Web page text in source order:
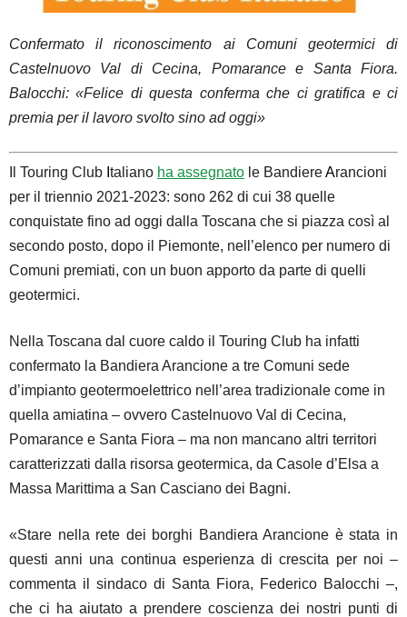
Confermato il riconoscimento ai Comuni geotermici di
Castelnuovo Val di Cecina, Pomarance e Santa Fiora.
Balocchi: «Felice di questa conferma che ci gratifica e ci
premia per il lavoro svolto sino ad oggi»
Il Touring Club taliano ha assegnato le BandiereArancioni
per il triennio 2021-2023: sono 262 di cui 38 quelle
conquistate fino ad oggi dalla Toscana che si piazza così al
secondo posto, dopo il Piemonte, nell’elenco per numero di
Comuni premiati, con un buon apporto da parte di quelli
geotermici.
Nella Toscana dal cuore caldo il Touring Club ha infatti
confermato la Bandiera Arancione a tre Comuni sede
d’impianto geotermoelettrico nell’area tradizionale come in
quella amiatina – ovvero Castelnuovo Val di Cecina,
Pomarance e Santa Fiora – ma non mancano altri territori
caratterizzati dalla risorsa geotermica, da Casole d’Elsa a
Massa Marittima a San Casciano dei Bagni.
«Stare nella rete dei borghi Bandiera Arancione è stata in
questi anni una continua esperienza di crescita per noi –
commenta il sindaco di Santa Fiora, Federico Balocchi –,
che ci ha aiutato a prendere coscienza dei nostri punti di